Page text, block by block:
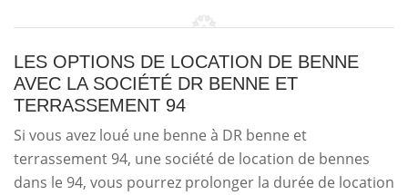
LES OPTIONS DE LOCATION DE BENNE
AVEC LA SOCIÉTÉ DR BENNE ET
TERRASSEMENT 94
Si vous avez loué une benne à DR benne et
terrassement 94, une société de location de bennes
dans le 94, vous pourrez prolonger la durée de location